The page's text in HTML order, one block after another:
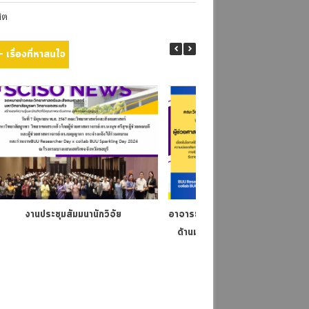
เรื่องที่หาสนใจ
งานประชุมสัมมนานักวิจัย
อาจารย์ผู้ได้รับรางวัลห้องปฏิบัติกา
ด้านมาตรฐานความปลอดภัยทางชี